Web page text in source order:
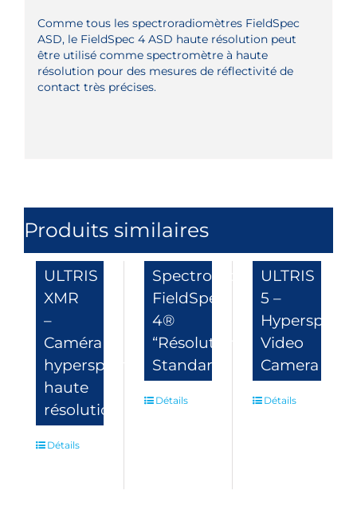
Comme tous les spectroradiomètres FieldSpec
ASD, le FieldSpec 4 ASD haute résolution peut
être utilisé comme spectromètre à haute
résolution pour des mesures de réflectivité de
contact très précises.
Produits similaires
ULTRIS
XMR
–
Caméra
hyperspectrale
haute
résolution
Détails
Spectroradiomètre
FieldSpec
4®
“Résolution
Standard”
Détails
ULTRIS
5 –
Video
Camera
Détails